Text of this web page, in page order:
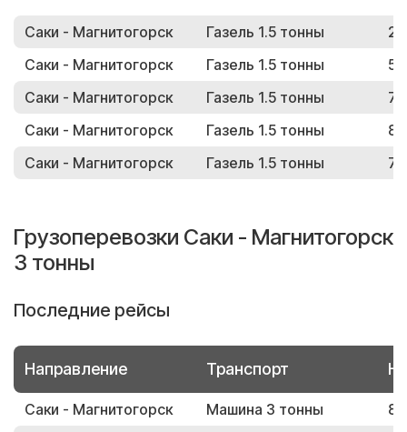
Саки - Магнитогорск Газель 1.5 тонны
Саки - Магнитогорск
Газель 1.5 тонны
Саки - Магнитогорск
Газель 1.5 тонны
Саки - Магнитогорск
Газель 1.5 тонны
Саки - Магнитогорск
Газель 1.5 тонны
Грузоперевозки Саки - Магнитогорск
3 тонны
Последние рейсы
Направление Транспорт
Саки - Магнитогорск Машина 3 тонны